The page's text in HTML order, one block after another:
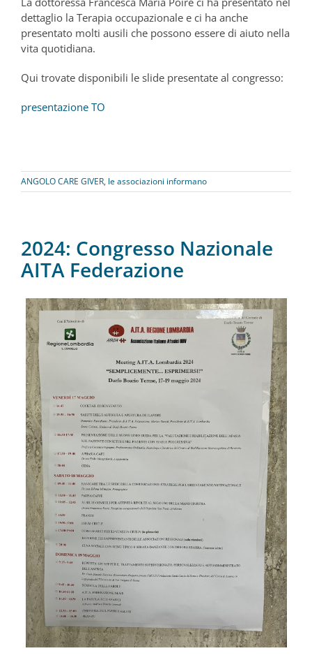
dettaglio la Terapia occupazionale e ci ha anche
presentato molti ausili che possono essere di aiuto nella
vita quotidiana.
Qui trovate disponibili le slide presentate al congresso:
presentazione TO
ANGOLO CARE GIVER, le associazioni informano
2024: Congresso Nazionale
AITA Federazione